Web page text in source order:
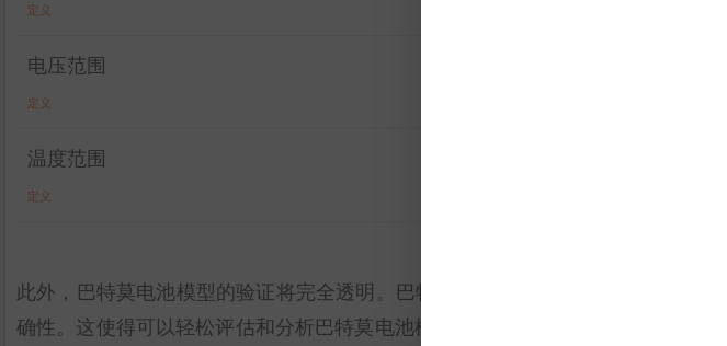
定义
电压范围
定义
温度范围
定义
此外，巴特莫电池模型的验证将完全透明。巴特莫电池数据包含原始测量数据
确性。这使得可以轻松评估和分析巴特莫电池模型的有效性。图表显示了电池